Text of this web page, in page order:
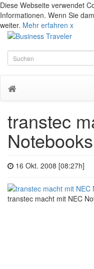
Diese Webseite verwendet
Informationen. Wenn Sie
weiter. Mehr erfahren x
transtec
16 Okt. 2008 [08:27h]
transtec macht mit NEC